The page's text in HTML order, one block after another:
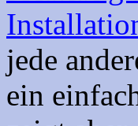
jede
ein